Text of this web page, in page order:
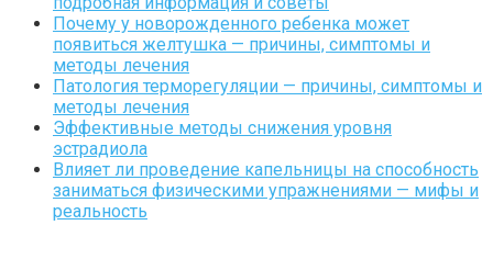
Почему у новорожденного ребенка может
появиться желтушка — причины, симптомы и
методы лечения
Патология терморегуляции — причины, симптомы и
методы лечения
Эффективные методы снижения уровня
эстрадиола
Влияет ли проведение капельницы на способность
заниматься физическими упражнениями — мифы и
реальность